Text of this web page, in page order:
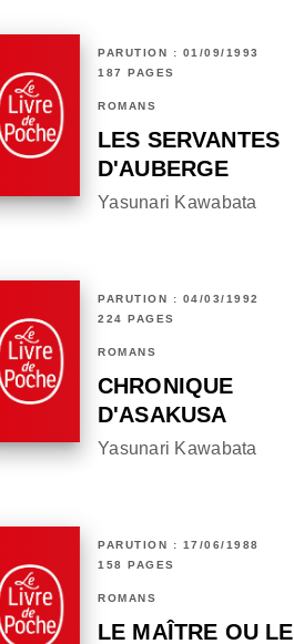
PARUTION : 01/09/1993
187 PAGES
ROMANS
LES SERVANTES
D'AUBERGE
Yasunari Kawabata
PARUTION : 04/03/1992
224 PAGES
ROMANS
CHRONIQUE
D'ASAKUSA
Yasunari Kawabata
PARUTION : 17/06/1988
158 PAGES
ROMANS
LE MAÎTRE OU LE